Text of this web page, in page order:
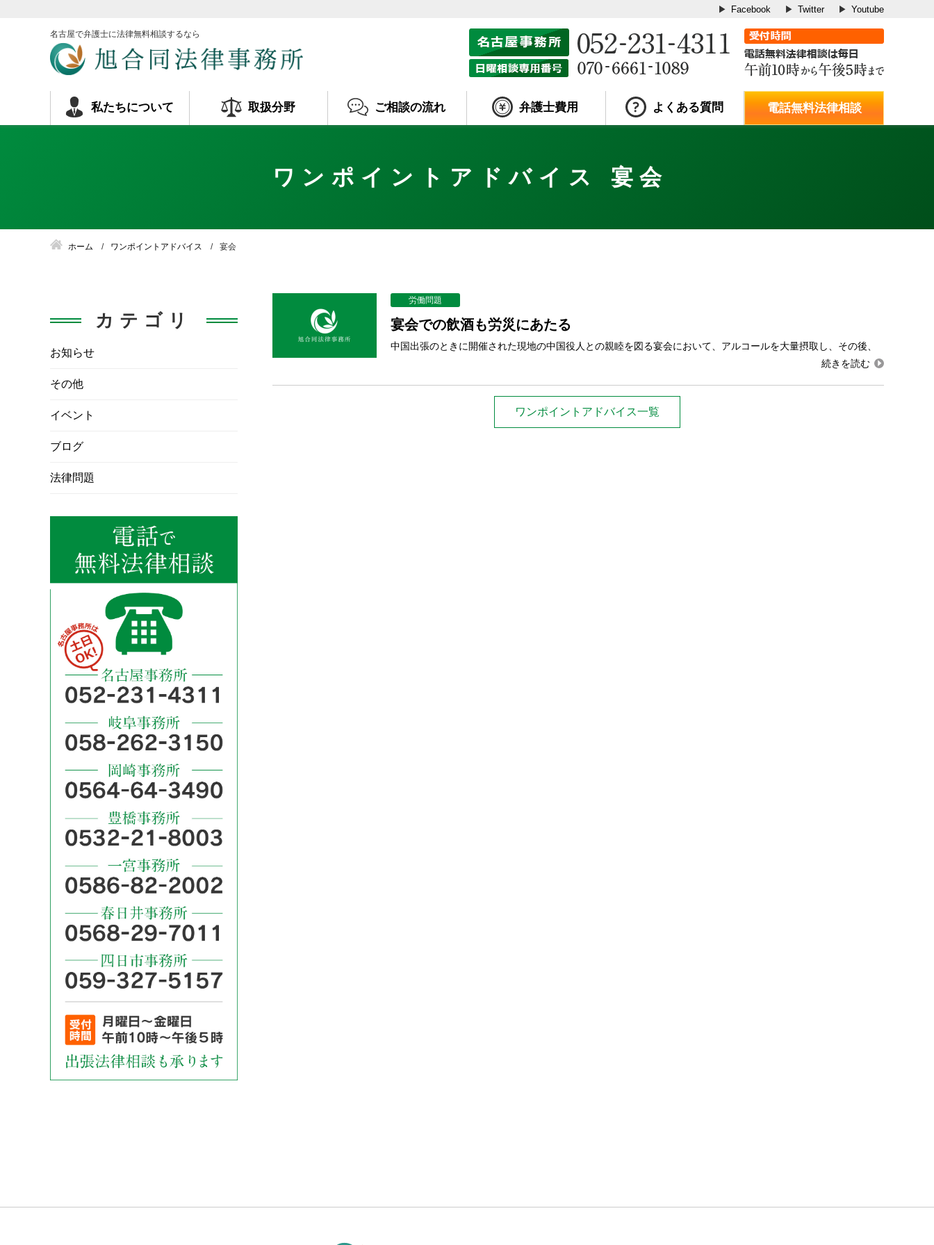
Facebook Twitter Youtube
名古屋で弁護士に法律無料相談するなら
私たちについて 取扱分野 ご相談の流れ 弁護士費用 よくある質問 電話無料法律相談
ワンポイントアドバイス 宴会
ホーム ワンポイントアドバイス 宴会
労働問題
宴会での飲酒も労災にあたる
中国出張のときに開催された現地の中国役人との親睦を図る宴会において、アルコールを大量摂取し、その後、
ワンポイントアドバイス一覧
カテゴリ
お知らせ
その他
イベント
ブログ
法律問題